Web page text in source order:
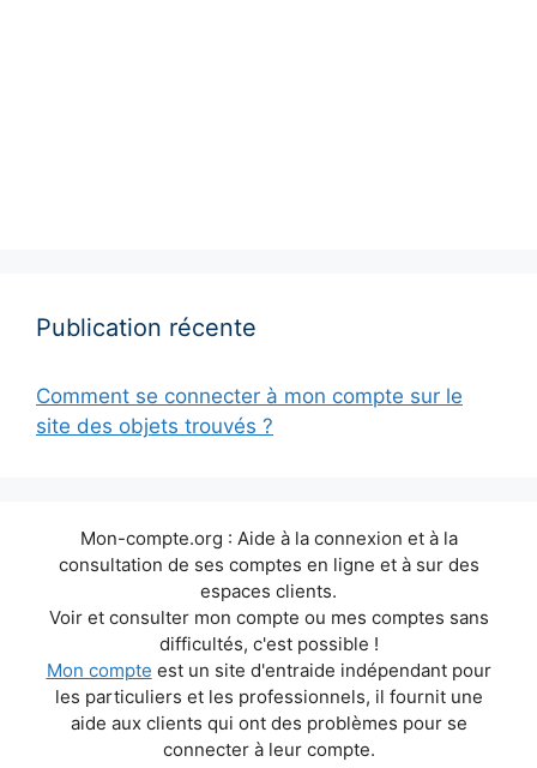
Publication récente
Comment se connecter à mon compte sur le
site des objets trouvés ?
Mon-compte.org : Aide à la connexion et à la
consultation de ses comptes en ligne et à sur des
espaces clients.
Voir et consulter mon compte ou mes comptes sans
difficultés, c'est possible !
Mon compte est un site d'entraide indépendant pour
les particuliers et les professionnels, il fournit une
aide aux clients qui ont des problèmes pour se
connecter à leur compte.